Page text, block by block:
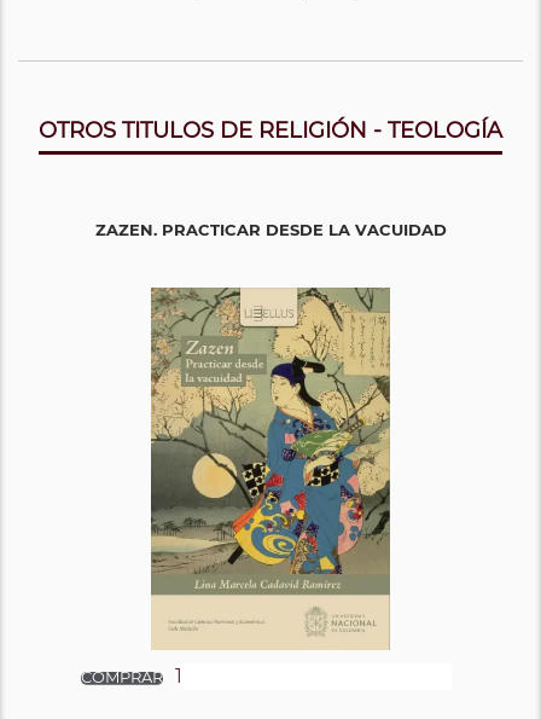
OTROS TITULOS DE RELIGIÓN - TEOLOGÍA
ZAZEN. PRACTICAR DESDE LA VACUIDAD